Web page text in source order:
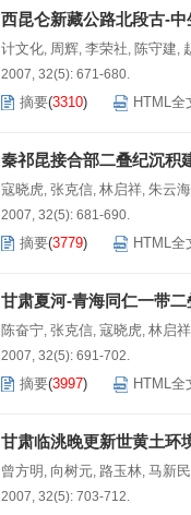
西昆仑新藏公路北段古-
计文化, 周辉, 李荣社, 陈守建,
2007, 32(5): 671-680.
摘要(3310) HTML全
秦祁昆接合部二叠纪沉积
寇晓虎, 张克信, 林启祥, 朱云海
2007, 32(5): 681-690.
摘要(3779) HTML全
甘肃夏河-青海同仁一带
陈奋宁, 张克信, 寇晓虎, 林启祥
2007, 32(5): 691-702.
摘要(3997) HTML全
甘肃临洮晚更新世黄土环
曾方明 , 向树元, 路玉林, 马新民
2007, 32(5): 703-712.